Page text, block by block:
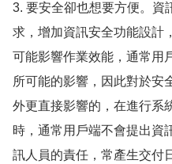
3. 要安全卻也想要方便。資
求，增加資訊安全功能設計
可能影響作業效能，通常用
所可能的影響，因此對於安
外更直接影響的，在進行系
時，通常用戶端不會提出資
訊人員的責任，常產生交付